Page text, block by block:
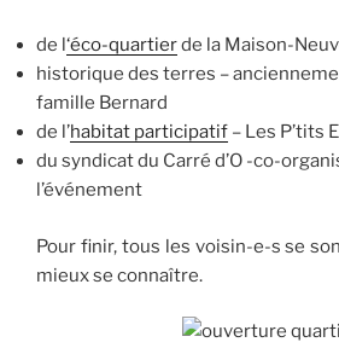
de l‘éco-quartierde la Maison-
historique des terres –
famille Bernard
de l’habitat participatif – Les P’tits
du syndicat du Carré d’O -co-
l’événement
Pour finir, tous les voisin-e-s se
mieux se connaître.